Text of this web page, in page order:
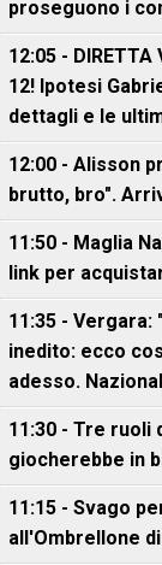
proseguono i
12:05 - DIRETTA
12! Ipotesi
dettagli e le
12:00 - Alisson
brutto, bro".
11:50 - Maglia
link per
11:35 -
inedito: ecco
adesso.
11:30 - Tre ruoli
giocherebbe in
11:15 - Svago
all'Ombrellone